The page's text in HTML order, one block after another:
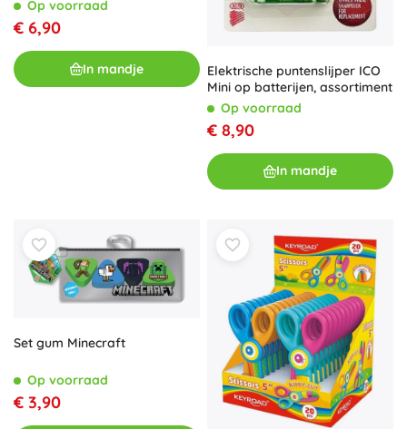
Op voorraad
€ 6,90
In mandje
Elektrische puntenslijper ICO
Mini op batterijen, assortiment
Op voorraad
€ 8,90
In mandje
Set gum Minecraft
Op voorraad
€ 3,90